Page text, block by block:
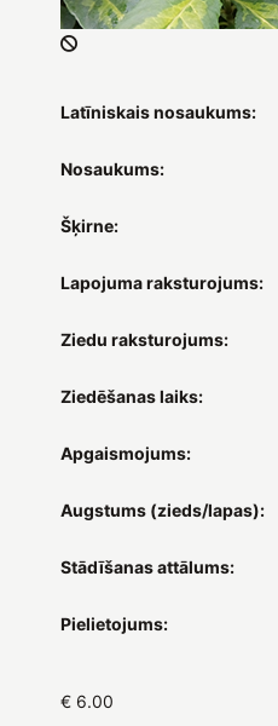
Latīniskais nosaukums:
Nosaukums:
Šķirne:
Lapojuma raksturojums:
Ziedu raksturojums:
Ziedēšanas laiks:
Apgaismojums:
Augstums (zieds/lapas):
Stādīšanas attālums:
Pielietojums:
€ 6.00